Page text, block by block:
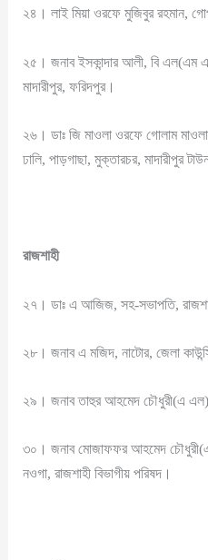
২৪। লাই মিয়া ওরফে মুজিবুর রহমান,
২৫। জনাব ইসকান্দার আলী, বি এল(এম
মাদারীপুর, ফরিদপুর।
২৬। ডাঃ জি মাওলা ওরফে গোলাম
ঢালি, পাড়গাছা, মুক্তারচর, মাদারীপুর
রাজশাহী
২৭। ডাঃ এ আজিজ, সহ-সভাপতি,
২৮। জনাব এ মজিদ, নাটোর, জেলা
২৯। জনাব তাহুর আহমেদ চৌধুরী(এ এল),
৩০। জনাব মোজাফফর আহমেদ
নওগা, রাজশাহী বিভাগীয় পরিষদ।